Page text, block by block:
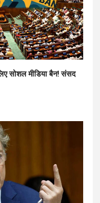
सोशल मीडिया बैन! संसद